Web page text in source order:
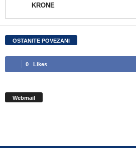
KRONE
OSTANITE POVEZANI
0 Likes
Webmail